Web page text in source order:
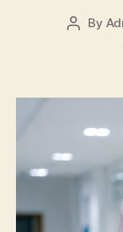
Post
By